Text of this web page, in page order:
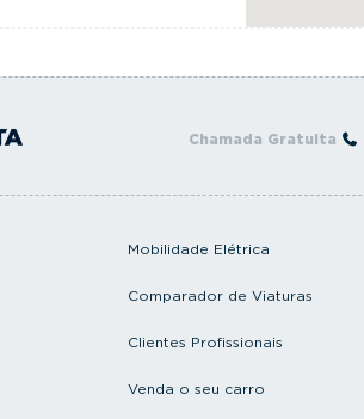
Chamada Gratuita
Mobilidade Elétrica
Comparador de Viaturas
Clientes Profissionais
Venda o seu carro